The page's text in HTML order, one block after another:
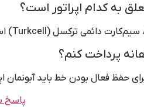
به کدام اپراتور است؟
پرداخت کنم؟
حفظ فعال بودن خط باید آبونمان
پاسخ